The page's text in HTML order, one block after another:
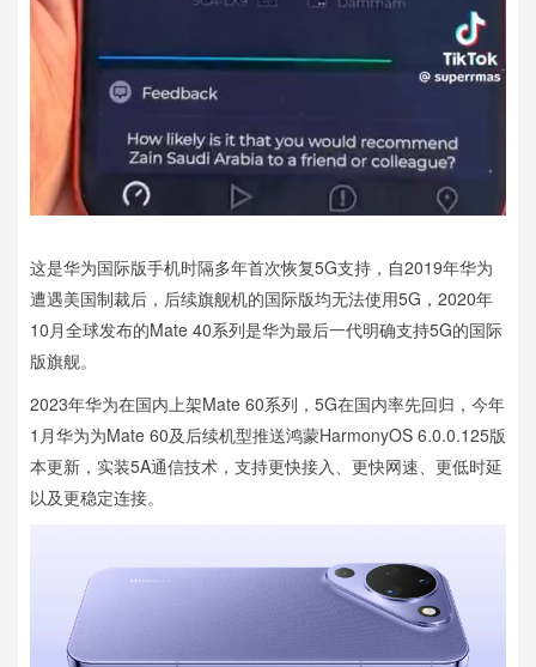
这是华为国际版手机时隔多年首次恢复5G支持，自2019年华为
遭遇美国制裁后，后续旗舰机的国际版均无法使用5G，2020年
10月全球发布的Mate 40系列是华为最后一代明确支持5G的国际
版旗舰。
2023年华为在国内上架Mate 60系列，5G在国内率先回归，今年
1月华为为Mate 60及后续机型推送鸿蒙HarmonyOS 6.0.0.125版
本更新，实装5A通信技术，支持更快接入、更快网速、更低时延
以及更稳定连接。